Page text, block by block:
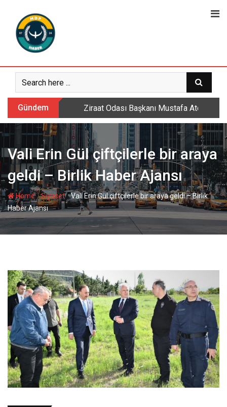
content
Gündem Sarıkamış’ta hanımlara yönelik
Vali Erin Gül çiftçilerle bir araya
geldi – Birlik Haber Ajansı
Home-Siyaset-Vali Erin Gül çiftçilerle bir araya geldi – Birlik
Haber Ajansı